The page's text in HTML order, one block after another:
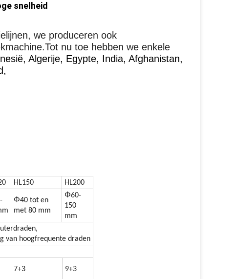
snelheid
we produceren ook
nu toe hebben we enkele
Algerije, Egypte, India, Afghanistan,
HL150 HL200
Φ40 tot en
met 80 mm
Φ60-
150
mm
van hoogfrequente draden
7+3 9+3